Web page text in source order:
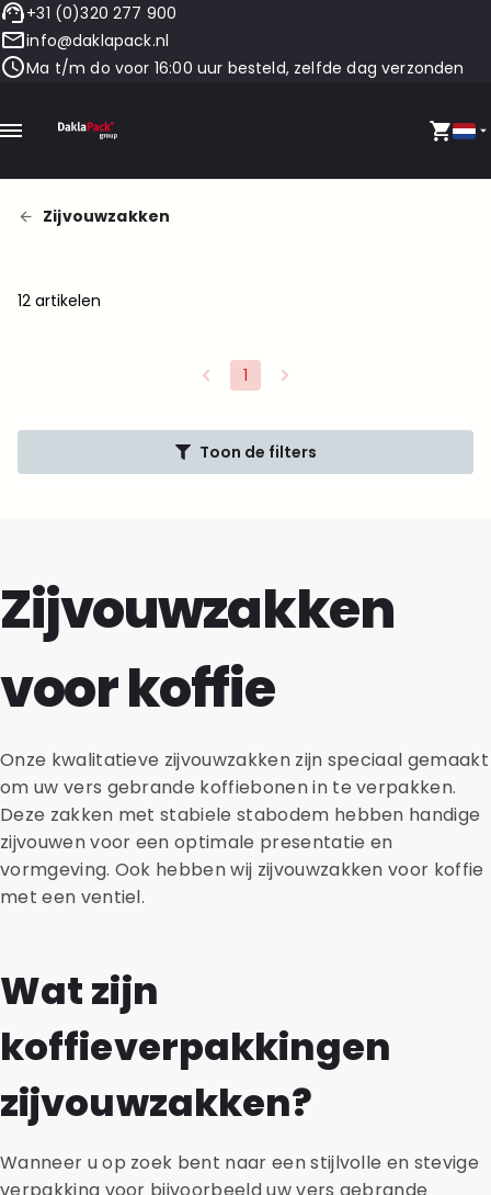
+31 (0)320 277 900
info@daklapack.nl
Ma t/m do voor 16:00 uur besteld, zelfde dag verzonden
Zijvouwzakken
12 artikelen
1
Toon de filters
Zijvouwzakken
voor koffie
Onze kwalitatieve zijvouwzakken zijn speciaal gemaakt
om uw vers gebrande koffiebonen in te verpakken.
Deze zakken met stabiele stabodem hebben handige
zijvouwen voor een optimale presentatie en
vormgeving. Ook hebben wij zijvouwzakken voor koffie
met een ventiel.
Wat zijn
koffieverpakkingen
zijvouwzakken?
Wanneer u op zoek bent naar een stijlvolle en stevige